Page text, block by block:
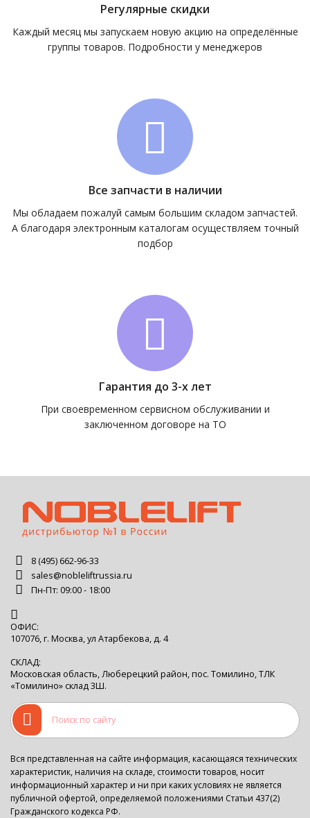
Регулярные скидки
Каждый месяц мы запускаем новую акцию на определённые
группы товаров. Подробности у менеджеров
Все запчасти в наличии
Мы обладаем пожалуй самым большим складом запчастей.
А благодаря электронным каталогам осуществляем точный
подбор
Гарантия до 3-х лет
При своевременном сервисном обслуживании и
заключенном договоре на ТО
8 (495) 662-96-33
sales@nobleliftrussia.ru
Пн-Пт: 09:00 - 18:00
ОФИС:
107076, г. Москва, ул Атарбекова, д. 4
СКЛАД:
Московская область, Люберецкий район, пос. Томилино, ТЛК
«Томилино» склад 3Ш.
Вся представленная на сайте информация, касающаяся технических
характеристик, наличия на складе, стоимости товаров, носит
информационный характер и ни при каких условиях не является
публичной офертой, определяемой положениями Статьи 437(2)
Гражданского кодекса РФ.